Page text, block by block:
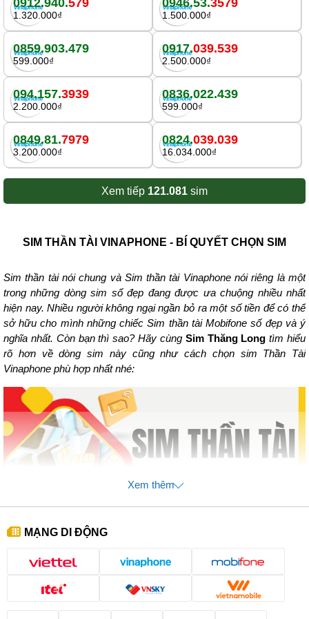
0912.940.579
1.320.000₫
0946.53.3579
1.500.000₫
0859.903.479
599.000₫
0917.039.539
2.500.000₫
094.157.3939
2.200.000₫
0836.022.439
599.000₫
0849.81.7979
3.200.000₫
0824.039.039
16.034.000₫
Xem tiếp 121.081 sim
SIM THẦN TÀI VINAPHONE - BÍ QUYẾT CHỌN SIM
Sim thần tàinói chung và Sim thần tài Vinaphone nói riêng là một
trong những dòng sim số đẹp đang được ưa chuộng nhiều nhất
hiện nay. Nhiều người không ngại ngần bỏ ra một số tiền để có thể
sở hữu cho mình những chiếc Sim thần tài Mobifone số đẹp và ý
nghĩa nhất. Còn bạn thì sao? Hãy cùng Sim Thăng Long tìm hiểu
rõ hơn về dòng sim này cũng như cách chọn sim Thần Tài
Vinaphone phù hợp nhất nhé:
Sim Thần Tài Vinaphone là sim do nhà mạng Vinaphone phát hành
Xem thêm
MẠNG DI ĐỘNG